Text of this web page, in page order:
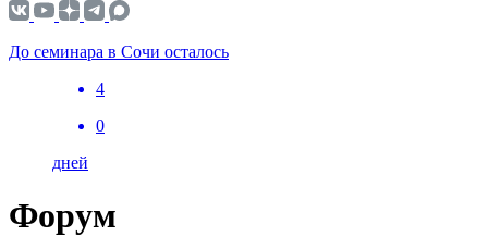
До семинара в Сочи осталось
4
0
дней
Форум